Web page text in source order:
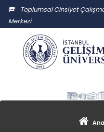
Toplumsal Cinsiyet
Merkezi
tccuam@gelisim.edu.tr